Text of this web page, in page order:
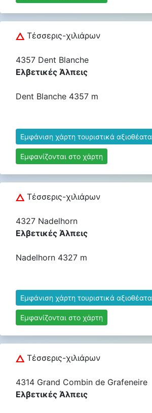
Τέσσερις-χιλιάρων
4357 Dent Blanche
Ελβετικές Άλπεις
Dent Blanche 4357 m
Εμφάνιση χάρτη τουριστικά αξιοθέατα
Εμφανίζονται στο χάρτη
Τέσσερις-χιλιάρων
4327 Nadelhorn
Ελβετικές Άλπεις
Nadelhorn 4327 m
Εμφάνιση χάρτη τουριστικά αξιοθέατα
Εμφανίζονται στο χάρτη
Τέσσερις-χιλιάρων
4314 Grand Combin de Grafeneire
Ελβετικές Άλπεις